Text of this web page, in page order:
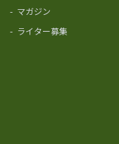
- マガジン
- ライター募集